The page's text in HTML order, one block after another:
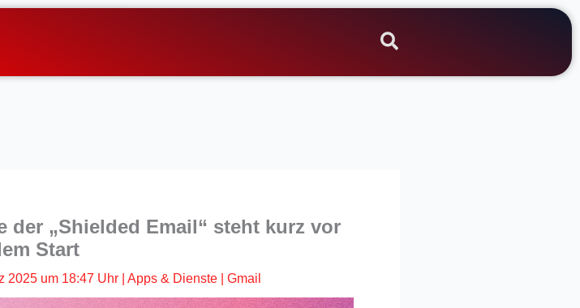
der „Shielded Email“ steht kurz vor
Start
2025 um 18:47 Uhr Apps & Dienste Gmail